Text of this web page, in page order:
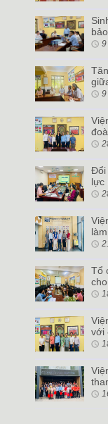
9
9
Đổi
lực
Tổ
với